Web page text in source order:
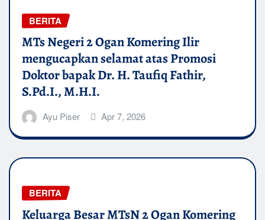
BERITA
MTs Negeri 2 Ogan Komering Ilir
mengucapkan selamat atas Promosi
Doktor bapak Dr. H. Taufiq Fathir,
S.Pd.I., M.H.I.
Ayu Piser Apr 7, 2026
BERITA
Keluarga Besar MTsN 2 Ogan Komering